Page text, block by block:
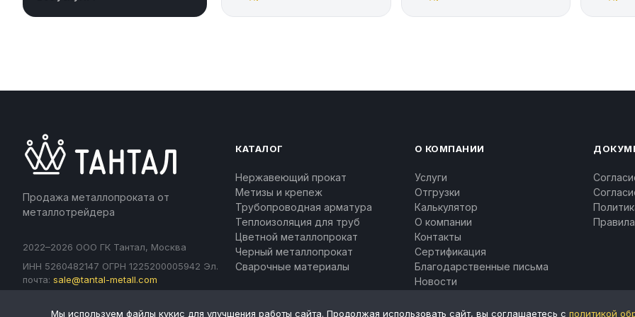
Продажа металлопроката от
металлотрейдера
2022–2026 ООО ГК Тантал, Москва
ИНН 5260482147 ОГРН 1225200005942 Эл.
почта: sale@tantal-metall.com
КАТАЛОГ
Нержавеющий прокат
Метизы и крепеж
Трубопроводная арматура
Теплоизоляция для труб
Цветной металлопрокат
Черный металлопрокат
Сварочные материалы
О КОМПАНИИ
Услуги
Отгрузки
Калькулятор
О компании
Контакты
Сертификация
Благодарственные письма
Новости
Мы используем файлы кукис для улучшения работы сайта. Продолжая использовать сайт, вы соглашаетесь с политикой